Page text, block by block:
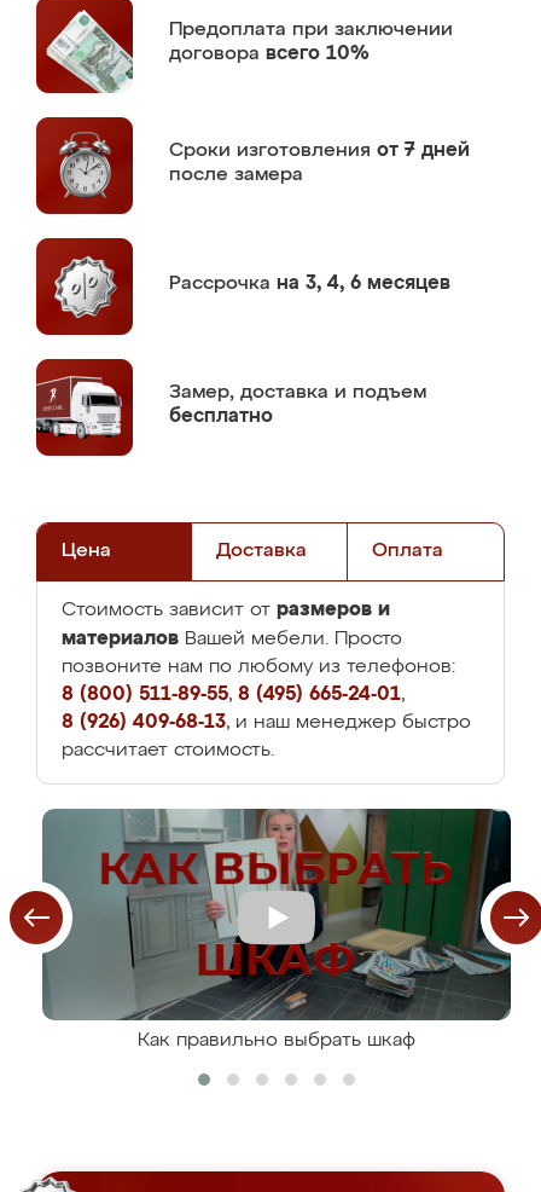
Предоплата при заключении
договора всего 10%
Сроки изготовления от 7 дней
после замера
Рассрочка на 3, 4, 6 месяцев
Замер, доставка и подъем
бесплатно
Цена Доставка Оплата
Стоимость зависит от размеров и
материалов Вашей мебели. Просто
позвоните нам по любому из телефонов:
8 (800) 511-89-55, 8 (495) 665-24-01,
8 (926) 409-68-13, и наш менеджер быстро
рассчитает стоимость.
Как правильно выбрать шкаф